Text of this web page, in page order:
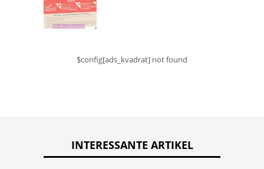
$config[ads_kvadrat] not found
INTERESSANTE ARTIKEL